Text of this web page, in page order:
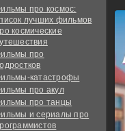
про космос:
лучших фильмов
космические
про
катастрофы
про акул
про танцы
и сериалы про